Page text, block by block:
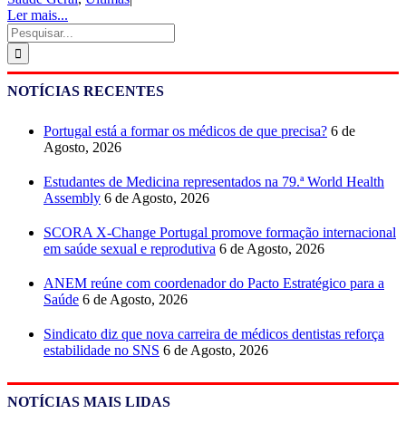
Ler mais...
Pesquisar
NOTÍCIAS RECENTES
Portugal está a formar os médicos de que precisa? 6 de
Agosto, 2026
Estudantes de Medicina representados na 79.ª World Health
Assembly 6 de Agosto, 2026
SCORA X-Change Portugal promove formação internacional
em saúde sexual e reprodutiva 6 de Agosto, 2026
ANEM reúne com coordenador do Pacto Estratégico para a
Saúde 6 de Agosto, 2026
Sindicato diz que nova carreira de médicos dentistas reforça
estabilidade no SNS 6 de Agosto, 2026
NOTÍCIAS MAIS LIDAS